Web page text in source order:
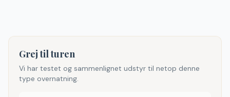
Grej til turen
Vi har testet og sammenlignet udstyr til netop denne
type overnatning.